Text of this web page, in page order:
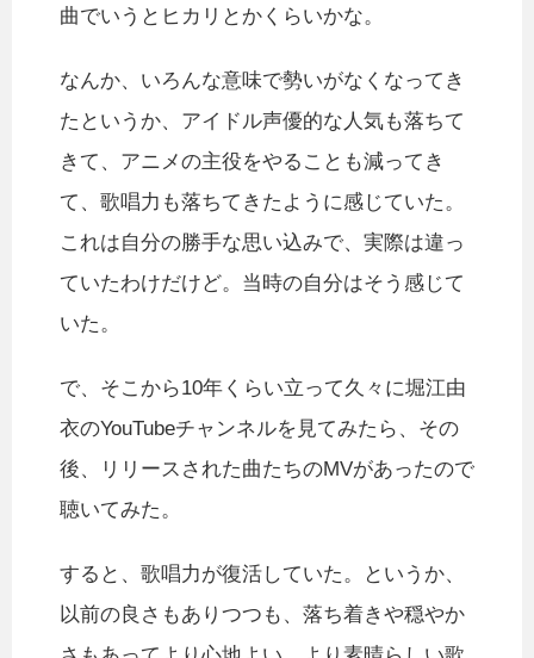
曲でいうとヒカリとかくらいかな。
なんか、いろんな意味で勢いがなくなってき
たというか、アイドル声優的な人気も落ちて
きて、アニメの主役をやることも減ってき
て、歌唱力も落ちてきたように感じていた。
これは自分の勝手な思い込みで、実際は違っ
ていたわけだけど。当時の自分はそう感じて
いた。
で、そこから10年くらい立って久々に堀江由
衣のYouTubeチャンネルを見てみたら、その
後、リリースされた曲たちのMVがあったので
聴いてみた。
すると、歌唱力が復活していた。というか、
以前の良さもありつつも、落ち着きや穏やか